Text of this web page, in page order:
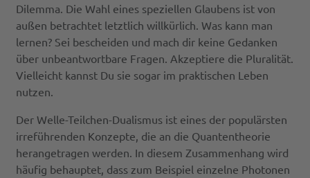
Dilemma. Die Wahl eines speziellen Glaubens ist von
außen betrachtet letztlich willkürlich. Was kann man
lernen? Sei bescheiden und mach dir keine Gedanken
über unbeantwortbare Fragen. Akzeptiere die Pluralität.
Vielleicht kannst Du sie sogar im praktischen Leben
nutzen.
Der Welle-Teilchen-Dualismus ist eines der populärsten
irreführenden Konzepte, die an die Quantentheorie
herangetragen werden. In diesem Zusammenhang wird
häufig behauptet, dass zum Beispiel einzelne Photonen